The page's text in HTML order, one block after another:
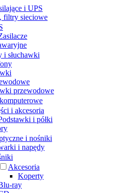
i UPS
filtry sieciowe
słuchawki
przewodowe
i akcesoria
i półki
i nośniki
i napędy
Akcesoria
Koperty
ray